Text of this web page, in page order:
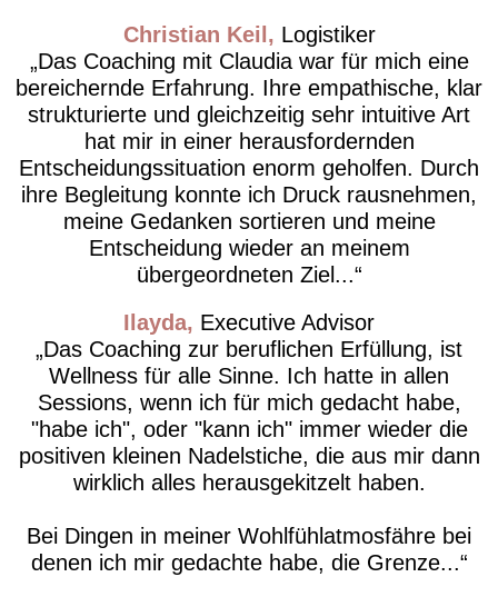
Christian Keil
Logistiker
Das Coaching mit Claudia war für mich eine
bereichernde Erfahrung. Ihre empathische, klar
strukturierte und gleichzeitig sehr intuitive Art
hat mir in einer herausfordernden
Entscheidungssituation enorm geholfen. Durch
ihre Begleitung konnte ich Druck rausnehmen,
meine Gedanken sortieren und meine
Entscheidung wieder an meinem
übergeordneten Ziel...
Ilayda Executive Advisor
Das Coaching zur beruflichen Erfüllung, ist
Wellness für alle Sinne. Ich hatte in allen
Sessions, wenn ich für mich gedacht habe,
"habe ich", oder "kann ich" immer wieder die
positiven kleinen Nadelstiche, die aus mir dann
wirklich alles herausgekitzelt haben.
Bei Dingen in meiner Wohlfühlatmosfähre bei
denen ich mir gedachte habe, die Grenze...